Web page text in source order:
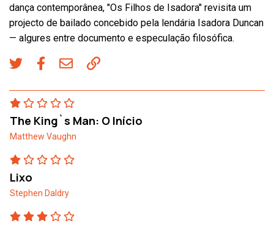
dança contemporânea, "Os Filhos de Isadora" revisita um
projecto de bailado concebido pela lendária Isadora Duncan
— algures entre documento e especulação filosófica.
The King`s Man: O Início
Matthew Vaughn
Lixo
Stephen Daldry